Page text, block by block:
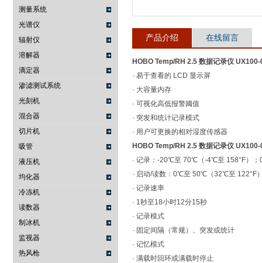
测量系统
光谱仪
辐射仪
溶解器
滴定器
渗滤测试系统
光刻机
混合器
切片机
吸管
液压机
均化器
冷冻机
读数器
制冰机
监视器
热风枪
产品介绍 在线留言
HOBO Temp/RH 2.5 数据记录仪
· 易于查看的 LCD 显示屏
· 大容量内存
· 可视化高低报警阈值
· 突发和统计记录模式
· 用户可更换的相对湿度传感器
HOBO Temp/RH 2.5 数据记录仪
· 记录：-20℃至 70℃（-4℃至 158°F）；
· 启动/读数：0℃至 50℃（32℃至 122°F
· 记录速率
· 1秒至18小时12分15秒
· 记录模式
· 固定间隔（常规）、突发或统计
· 记忆模式
· 满载时回环或满载时停止